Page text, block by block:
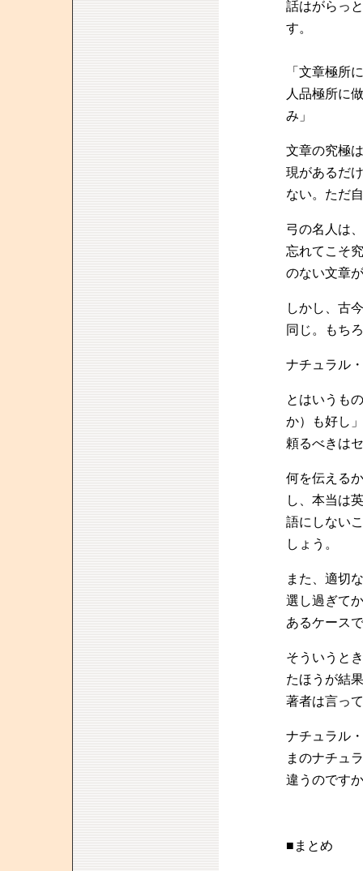
話はがらっ
す。
「文章極所
人品極所に
み」
文章の究極
現があるだ
ない。ただ
弓の名人は
忘れてこそ
のない文章
しかし、古
同じ。もち
ナチュラル
とはいうも
か）も好し
頼るべきは
何を伝える
し、本当は
語にしない
しょう。
また、適切
選し過ぎて
あるケース
そういうと
たほうが結
著者は言っ
ナチュラル
まのナチュ
違うのです
■まとめ